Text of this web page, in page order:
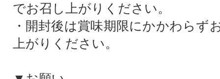
でお召し上がりください。
・開封後は賞味期限にかかわらず
上がりください。